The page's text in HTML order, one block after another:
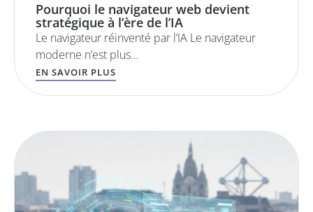
Pourquoi le navigateur web devient
stratégique à l’ère de l’IA
Le navigateur réinventé par l’IA Le navigateur
moderne n’est plus…
EN SAVOIR PLUS